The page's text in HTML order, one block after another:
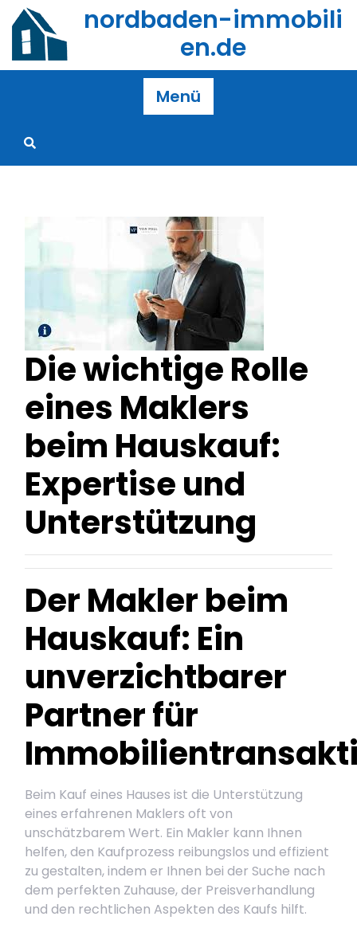
Zum
Inhalt
springen
nordbaden-immobili
en.de
Menü
Die wichtige Rolle
eines Maklers
beim Hauskauf:
Expertise und
Unterstützung
Der Makler beim
Hauskauf: Ein
unverzichtbarer
Partner für
Beim Kauf eines Hauses ist die Unterstützung
eines erfahrenen Maklers oft von
unschätzbarem Wert. Ein Makler kann Ihnen
helfen, den Kaufprozess reibungslos und effizient
zu gestalten, indem er Ihnen bei der Suche nach
dem perfekten Zuhause, der Preisverhandlung
und den rechtlichen Aspekten des Kaufs hilft.